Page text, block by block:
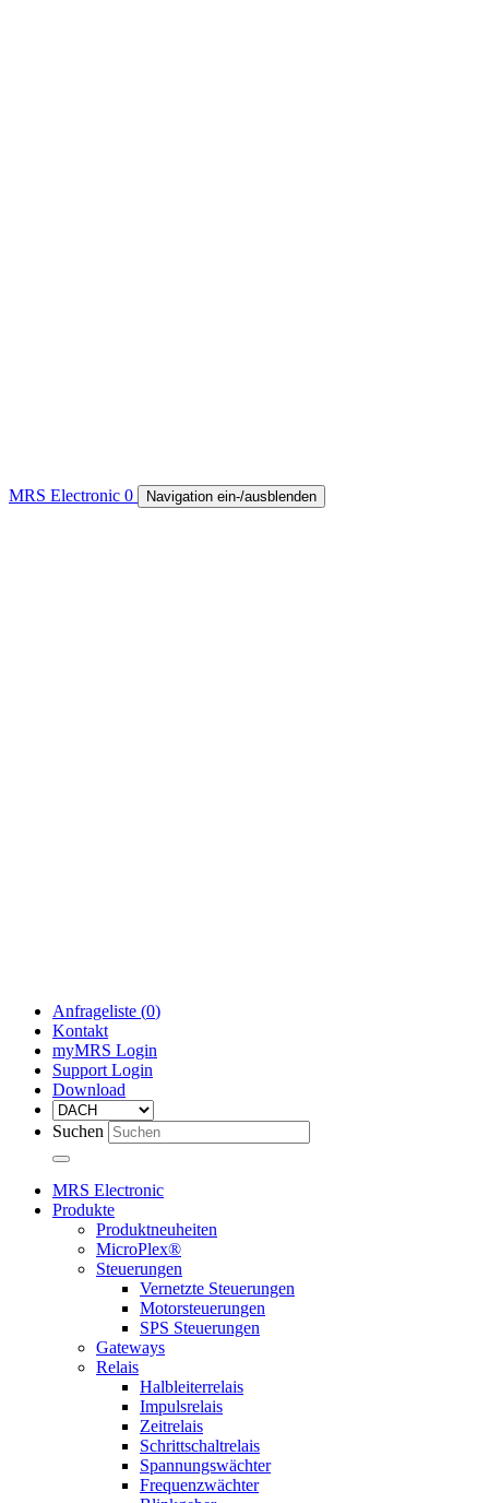
MRS Electronic 0 Navigation ein-/ausblenden
Anfrageliste (0)
Kontakt
myMRS Login
Support Login
Download
Suchen
MRS Electronic
Produkte
Produktneuheiten
MicroPlex®
Steuerungen
Vernetzte Steuerungen
Motorsteuerungen
SPS Steuerungen
Gateways
Relais
Halbleiterrelais
Impulsrelais
Zeitrelais
Schrittschaltrelais
Spannungswächter
Frequenzwächter